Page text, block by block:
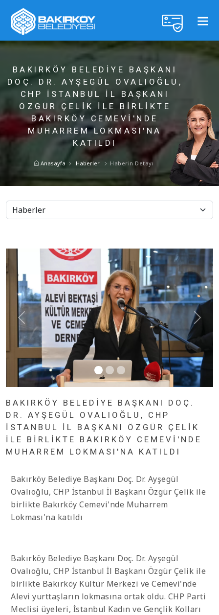
BAKIRKÖY BELEDIYE BAŞKANI
DOÇ. DR. AYŞEGÜL OVALIOĞLU,
CHP İSTANBUL İL BAŞKANI
ÖZGÜR ÇELIK ILE BIRLIKTE
BAKIRKÖY CEMEVI'NDE
MUHARREM LOKMASI'NA
KATILDI
Anasayfa Haberler Haberin Detayı
BAKIRKÖY BELEDIYE BAŞKANI DOÇ.
DR. AYŞEGÜL OVALIOĞLU, CHP
İSTANBUL İL BAŞKANI ÖZGÜR ÇELIK
ILE BIRLIKTE BAKIRKÖY CEMEVI'NDE
MUHARREM LOKMASI'NA KATILDI
Bakırköy Belediye Başkanı Doç. Dr. Ayşegül
Ovalıoğlu, CHP İstanbul İl Başkanı Özgür Çelik ile
birlikte Bakırköy Cemevi'nde Muharrem
Lokması'na katıldı
Bakırköy Belediye Başkanı Doç. Dr. Ayşegül
Ovalıoğlu, CHP İstanbul İl Başkanı Özgür Çelik ile
birlikte Bakırköy Kültür Merkezi ve Cemevi'nde
Alevi yurttaşların lokmasına ortak oldu. CHP Parti
Meclisi üyeleri, İstanbul Kadın ve Gençlik Kolları